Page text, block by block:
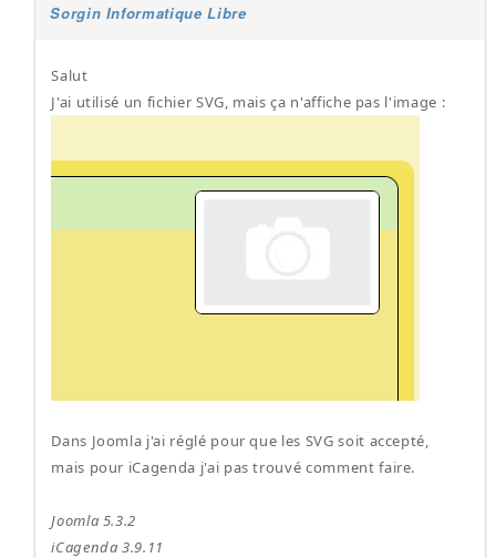
Sorgin Informatique Libre
Salut
J'ai utilisé un fichier SVG, mais ça n'affiche pas l'image :
Dans Joomla j'ai réglé pour que les SVG soit accepté,
mais pour iCagenda j'ai pas trouvé comment faire.
Joomla 5.3.2
iCagenda 3.9.11